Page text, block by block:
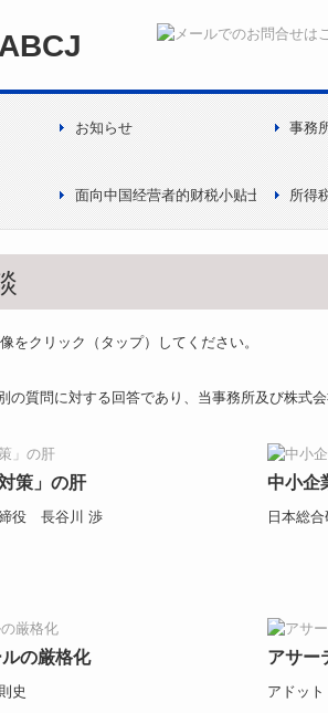
お知らせ 事務
面向中国经营者的财税小贴士 所得
をクリック（タップ）してください。
の質問に対する回答であり、当事務所及び株式
策」の肝
締役 長谷川 渉
中小企
日本総
の厳格化
史
アサー
アドッ